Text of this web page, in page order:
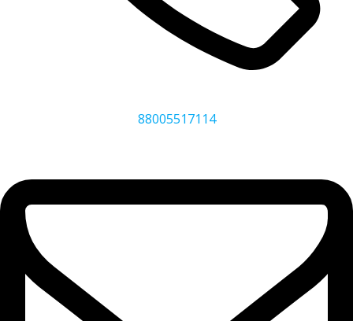
88005517114